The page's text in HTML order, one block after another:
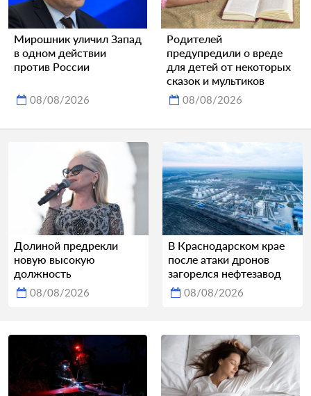
Мирошник уличил Запад
в одном действии
против России
08/08/2026
Родителей
предупредили о вреде
для детей от некоторых
сказок и мультиков
08/08/2026
Долиной предрекли
новую высокую
должность
08/08/2026
В Краснодарском крае
после атаки дронов
загорелся нефтезавод
08/08/2026